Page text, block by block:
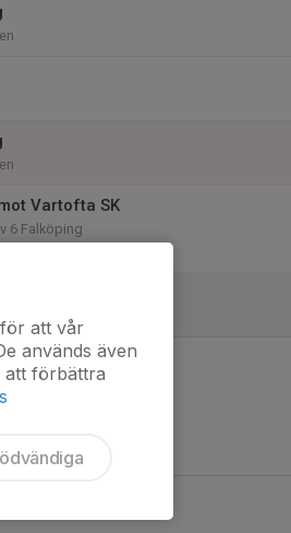
Vartofta SK
6 Falköping
(Rosenstigen 22)
att vår
används även
att förbättra